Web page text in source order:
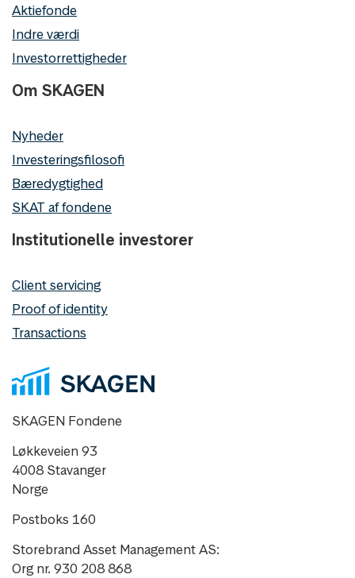
Aktiefonde
Indre værdi
Investorrettigheder
Om SKAGEN
Nyheder
Investeringsfilosofi
Bæredygtighed
SKAT af fondene
Institutionelle investorer
Client servicing
Proof of identity
Transactions
SKAGEN Fondene
Løkkeveien 93
4008 Stavanger
Norge
Postboks 160
Storebrand Asset Management AS:
Org nr. 930 208 868